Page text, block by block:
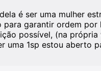
é ser uma mulher
garantir ordem por
possível, (na própria
uma 1sp estou aberto